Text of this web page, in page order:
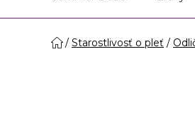
Starostlivosť o pleť